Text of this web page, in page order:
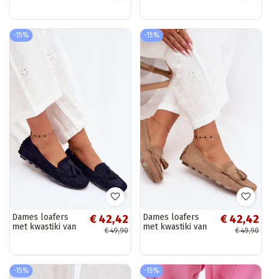
-15%
Dames loafers
met kwastiki van
Linden
€ 42,42
€ 49,90
-15%
Dames loafers
met kwastiki van
€ 42,42
€ 49,90
-15% -15%